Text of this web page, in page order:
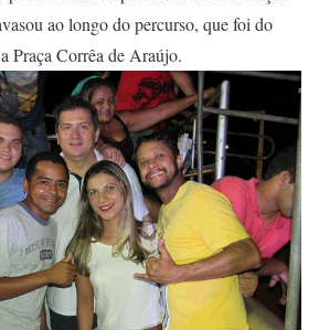
ao longo do percurso, que foi do
Praça Corrêa de Araújo.